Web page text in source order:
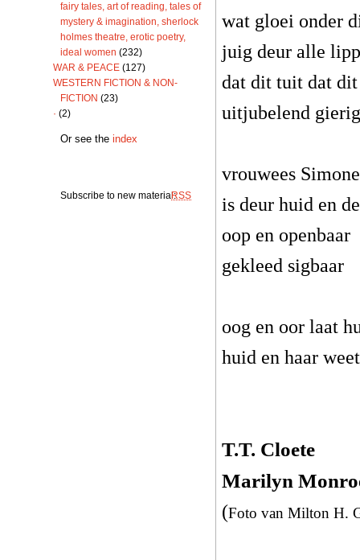
fairy tales, art of reading, tales of
mystery & imagination, sherlock
holmes theatre, erotic poetry,
ideal women (232)
WAR & PEACE (127)
WESTERN FICTION & NON-
FICTION (23)
· (2)
Or see the index
Subscribe to new material:RSS
wat gloei onder
juig deur alle
dat dit tuit dat
uitjubelend
vrouwees
is deur huid en
oop en openbaar
gekleed sigbaar
oog en oor laat
huid en haar
T.T. Cloete
Marilyn
(Foto van Milton H.